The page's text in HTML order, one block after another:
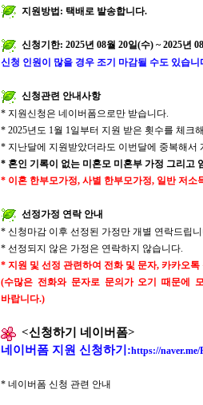
지원방법: 택배로 발송합니다.
신청기한: 2025년 08월 20일(수) ~ 2025년 08
신청 인원이 많을 경우 조기 마감될 수도 있습니
신청관련 안내사항
* 지원신청은 네이버폼으로만 받습니다
* 2025년도 1 월 1 일부터 지원 받은 횟수를 체크
* 지난달에 지원받았더라도 이번달에 중복해서
* 혼인 기록이 없는 미혼모 미혼부 가정 그리고
* 이혼 한부모가정, 사별 한부모가정, 일반 저소
선정가정 연락 안내
* 신청마감 이후 선정된 가정만 개별 연락드립
* 선정되지 않은 가정은 연락하지 않습니다
* 지원 및 선정 관련하여 전화 및 문자, 카카오톡
(수많은 전화와 문자로 문의가 오기 때문에
바랍니다.)
<신청하기 네이버폼>
네이버폼 지원 신청하기 :https://
* 네이버폼 신청 관련 안내